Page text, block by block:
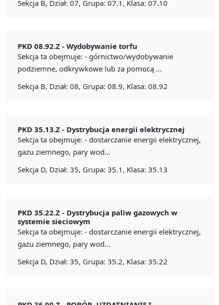
Sekcja B, Dział: 07, Grupa: 07.1, Klasa: 07.10
PKD 08.92.Z - Wydobywanie torfu
Sekcja ta obejmuje: - górnictwo/wydobywanie
podziemne, odkrywkowe lub za pomocą ...
Sekcja B, Dział: 08, Grupa: 08.9, Klasa: 08.92
PKD 35.13.Z - Dystrybucja energii elektrycznej
Sekcja ta obejmuje: - dostarczanie energii elektrycznej,
gazu ziemnego, pary wod...
Sekcja D, Dział: 35, Grupa: 35.1, Klasa: 35.13
PKD 35.22.Z - Dystrybucja paliw gazowych w
systemie sieciowym
Sekcja ta obejmuje: - dostarczanie energii elektrycznej,
gazu ziemnego, pary wod...
Sekcja D, Dział: 35, Grupa: 35.2, Klasa: 35.22